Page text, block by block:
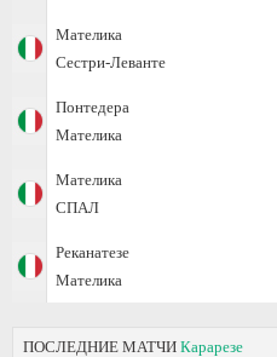
Мателика
Сестри-Леванте
Понтедера
Мателика
Мателика
СПАЛ
Реканатезе
Мателика
ПОСЛЕДНИЕ МАТЧИ Карарезе